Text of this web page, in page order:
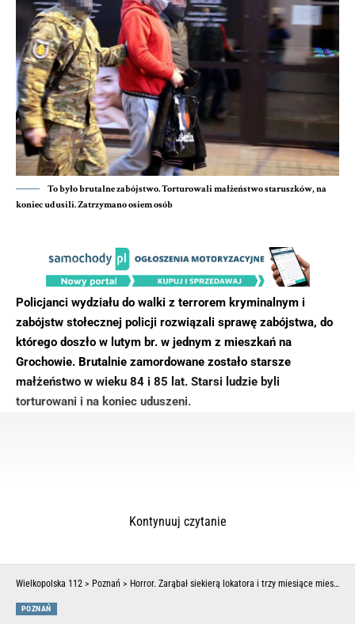
To było brutalne zabójstwo. Torturowali małżeństwo staruszków, na
koniec udusili. Zatrzymano osiem osób
Policjanci wydziału do walki z terrorem kryminalnym i
zabójstw stołecznej policji rozwiązali sprawę zabójstwa, do
którego doszło w lutym br. w jednym z mieszkań na
Grochowie. Brutalnie zamordowane zostało starsze
małżeństwo w wieku 84 i 85 lat. Starsi ludzie byli
torturowani i na koniec uduszeni.
Kontynuuj czytanie
Wielkopolska 112 > Poznań > Horror. Zarąbał siekierą lokatora i trzy miesiące mieszkał ze zwłokami
POZNAŃ